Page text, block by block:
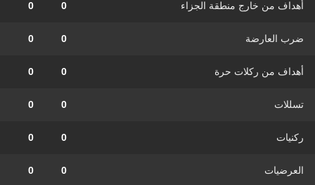
أهداف من خارج منطقة الجزاء 0
0
ضرب العارضة 0
0
أهداف من ركلات حرة 0
0
تسللات 0
0
ركنيات 0
0
العرضيات 0
0